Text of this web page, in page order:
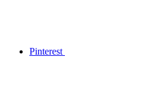
Pinterest